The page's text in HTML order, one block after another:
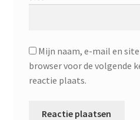
Mijn naam, e-mail en
browser voor de volgende
reactie plaats.